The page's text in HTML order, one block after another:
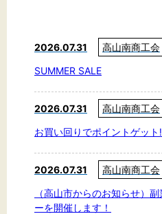
お問い
文字サ
標準
2026.07.31
高山南商工会
SUMMER SALE
2026.07.31
高山南商工会
お買い回りでポイントゲット
2026.07.31
高山南商工会
（高山市からのお知らせ）
ーを開催します！